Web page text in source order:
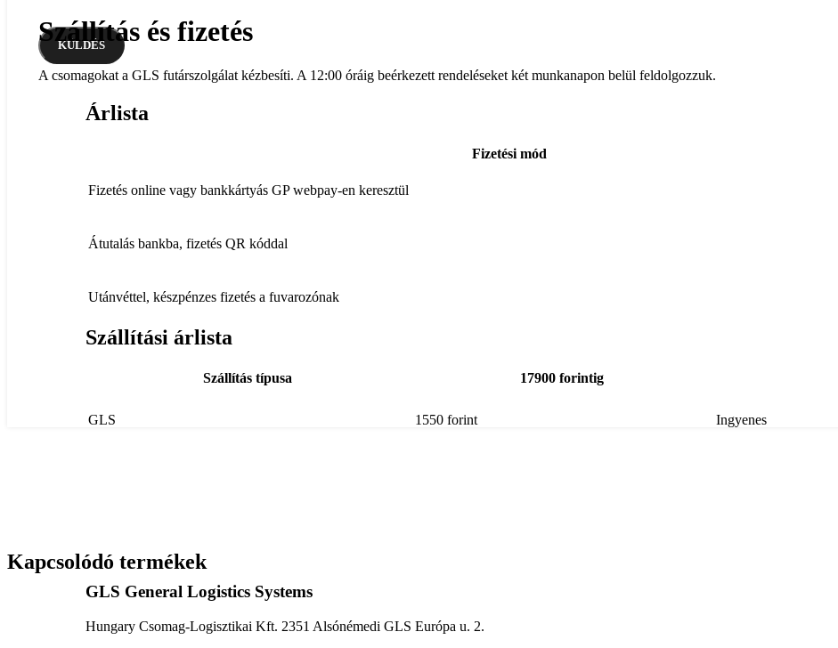
Szállítás és fizetés
A csomagokat a GLS futárszolgálat kézbesíti. A 12:00 óráig beérkezett rendeléseket két munkanapon belül feldolgozzuk.
Árlista
Fizetési mód
Fizetés online vagy bankkártyás GP webpay-en keresztül
Átutalás bankba, fizetés QR kóddal
Utánvéttel, készpénzes fizetés a fuvarozónak
Szállítási árlista
Szállítás típusa 17900 forintig
GLS 1550 forint Ingyenes
GLS General Logistics Systems
Hungary Csomag-Logisztikai Kft. 2351 Alsónémedi GLS Európa u. 2.
Kapcsolódó termékek